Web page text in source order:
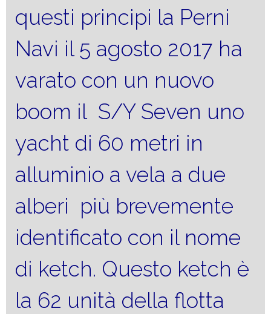
questi principi la Perni
Navi il 5 agosto 2017 ha
varato con un nuovo
boom il S/Y Seven uno
yacht di 60 metri in
alluminio a vela a due
alberi più brevemente
identificato con il nome
di ketch. Questo ketch è
la 62 unità della flotta